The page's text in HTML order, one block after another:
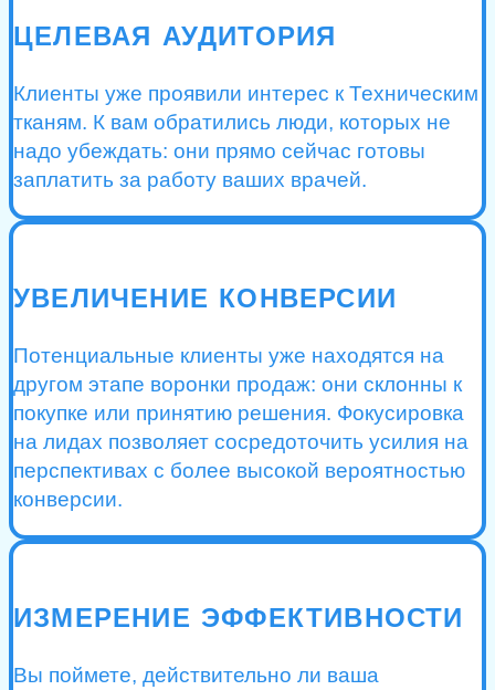
ЦЕЛЕВАЯ АУДИТОРИЯ
Клиенты уже проявили интерес к Техническим
тканям. К вам обратились люди, которых не
надо убеждать: они прямо сейчас готовы
заплатить за работу ваших врачей.
УВЕЛИЧЕНИЕ КОНВЕРСИИ
Потенциальные клиенты уже находятся на
другом этапе воронки продаж: они склонны к
покупке или принятию решения. Фокусировка
на лидах позволяет сосредоточить усилия на
перспективах с более высокой вероятностью
конверсии.
ИЗМЕРЕНИЕ ЭФФЕКТИВНОСТИ
Вы поймете, действительно ли ваша